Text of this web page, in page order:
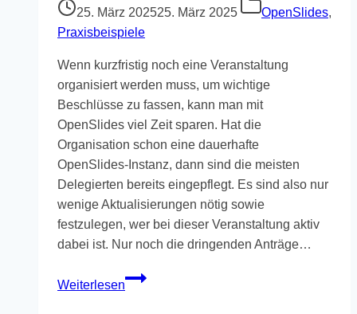
25. März 202525. März 2025 OpenSlides,
Praxisbeispiele
Wenn kurzfristig noch eine Veranstaltung
organisiert werden muss, um wichtige
Beschlüsse zu fassen, kann man mit
OpenSlides viel Zeit sparen. Hat die
Organisation schon eine dauerhafte
OpenSlides-Instanz, dann sind die meisten
Delegierten bereits eingepflegt. Es sind also nur
wenige Aktualisierungen nötig sowie
festzulegen, wer bei dieser Veranstaltung aktiv
dabei ist. Nur noch die dringenden Anträge…
Weiterlesen
OpenSlides